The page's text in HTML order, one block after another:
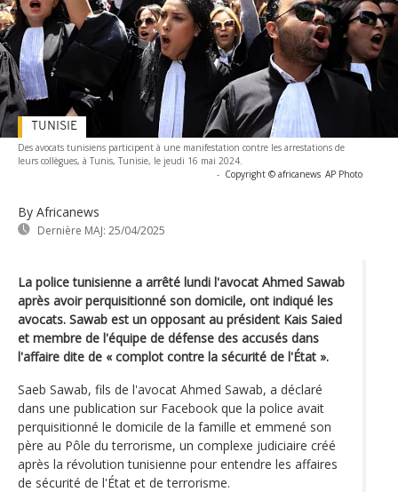
Des avocats tunisiens participent à une manifestation contre les arrestations de
leurs collègues, à Tunis, Tunisie, le jeudi 16 mai 2024.
- Copyright © africanews AP Photo
By Africanews
Dernière MAJ: 25/04/2025
TUNISIE
La police tunisienne a arrêté lundi l'avocat Ahmed Sawab
après avoir perquisitionné son domicile, ont indiqué les
avocats. Sawab est un opposant au président Kais Saied
et membre de l'équipe de défense des accusés dans
l'affaire dite de « complot contre la sécurité de l'État ».
Saeb Sawab, fils de l'avocat Ahmed Sawab, a déclaré
dans une publication sur Facebook que la police avait
perquisitionné le domicile de la famille et emmené son
père au Pôle du terrorisme, un complexe judiciaire créé
après la révolution tunisienne pour entendre les affaires
de sécurité de l'État et de terrorisme.